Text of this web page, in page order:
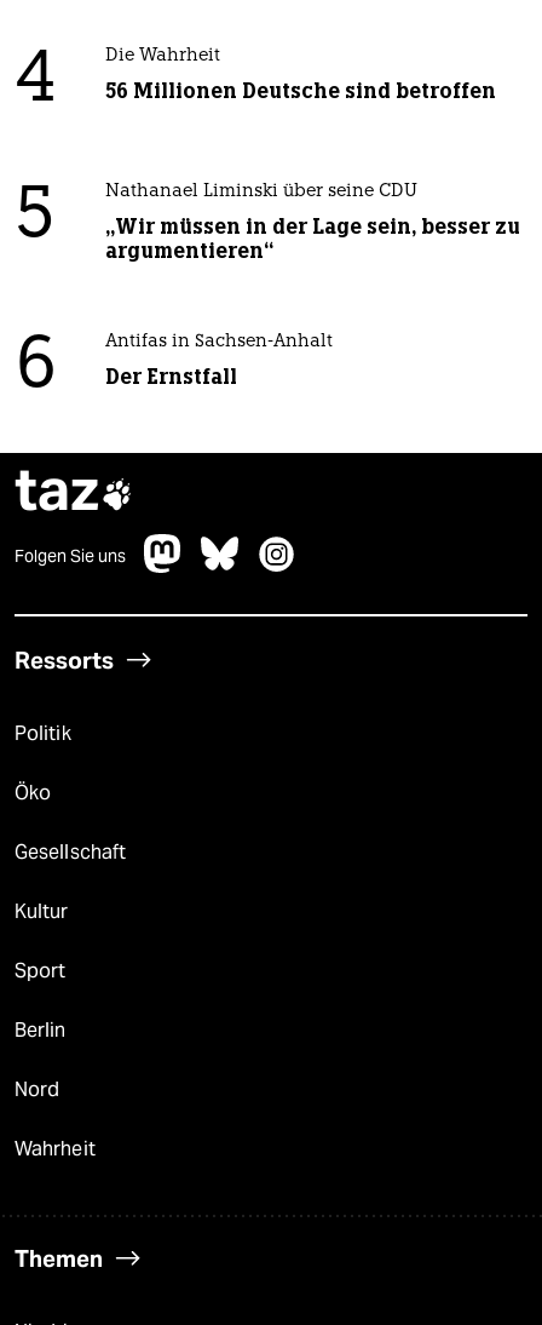
4 Die Wahrheit
56 Millionen Deutsche sind betroffen
5 Nathanael Liminski über seine CDU
„Wir müssen in der Lage sein, besser zu
argumentieren“
6 Antifas in Sachsen-Anhalt
Der Ernstfall
taz
Folgen Sie uns
Ressorts
Politik
Öko
Gesellschaft
Kultur
Sport
Berlin
Nord
Wahrheit
Themen